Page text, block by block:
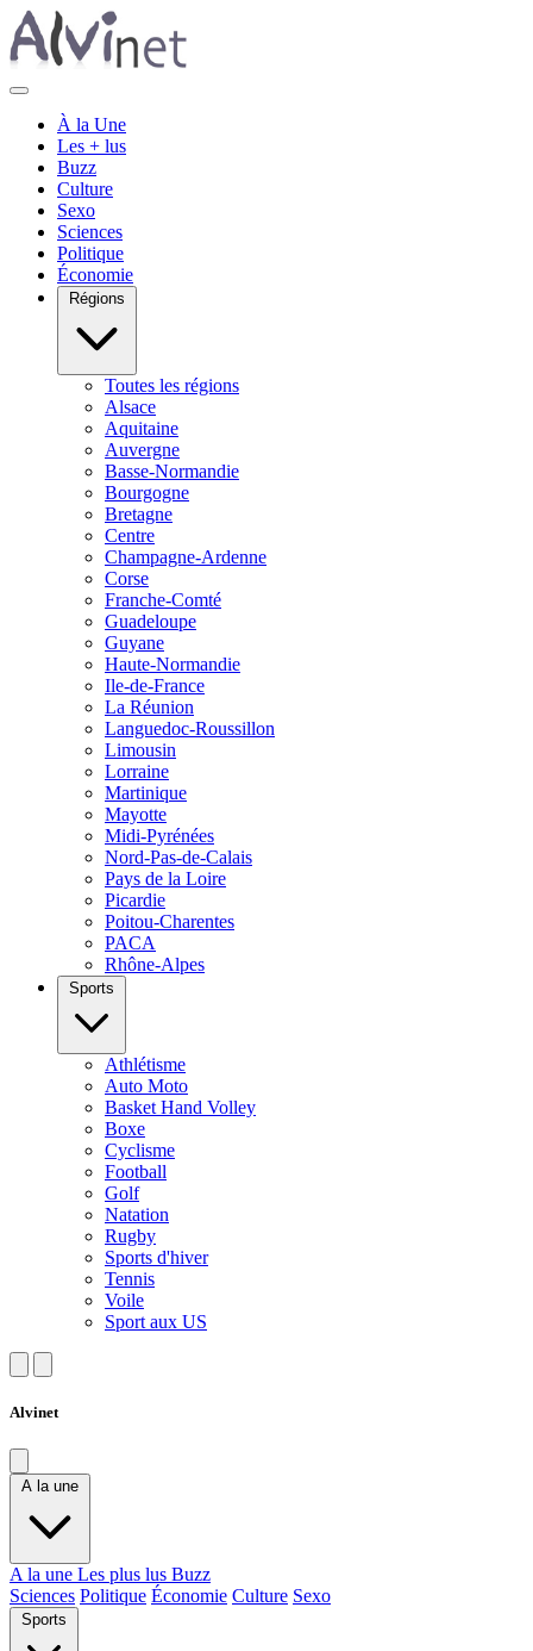
À la Une
Les + lus
Buzz
Culture
Sexo
Sciences
Politique
Économie
Régions
Toutes les régions
Alsace
Aquitaine
Auvergne
Basse-Normandie
Bourgogne
Bretagne
Centre
Champagne-Ardenne
Corse
Franche-Comté
Guadeloupe
Guyane
Haute-Normandie
Ile-de-France
La Réunion
Languedoc-Roussillon
Limousin
Lorraine
Martinique
Mayotte
Midi-Pyrénées
Nord-Pas-de-Calais
Pays de la Loire
Picardie
Poitou-Charentes
PACA
Rhône-Alpes
Sports
Athlétisme
Auto Moto
Basket Hand Volley
Boxe
Cyclisme
Football
Golf
Natation
Rugby
Sports d'hiver
Tennis
Voile
Sport aux US
Alvinet
A la une
A la une Les plus lus Buzz
Sciences Politique Économie Culture Sexo
Sports